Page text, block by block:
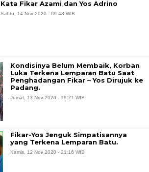
Kata Fikar Azami dan Yos Adrino
Sabtu, 14 Nov 2020 - 09:48 WIB
Kondisinya Belum Membaik, Korban
Luka Terkena Lemparan Batu Saat
Penghadangan Fikar – Yos Dirujuk ke
Padang.
Jumat, 13 Nov 2020 - 19:21 WIB
Fikar-Yos Jenguk Simpatisannya
yang Terkena Lemparan Batu.
Kamis, 12 Nov 2020 - 21:16 WIB